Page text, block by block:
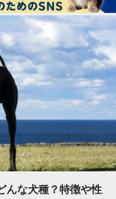
んな犬種？特徴や性